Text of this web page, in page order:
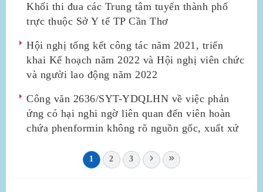
Khối thi đua các Trung tâm tuyến thành phố
trực thuộc Sở Y tế TP Cần Thơ
Hội nghị tổng kết công tác năm 2021, triển
khai Kế hoạch năm 2022 và Hội nghị viên chức
và người lao động năm 2022
Công văn 2636/SYT-YDQLHN về việc phản
ứng có hại nghi ngờ liên quan đến viên hoàn
chứa phenformin không rõ nguồn gốc, xuất xứ
1 2 3